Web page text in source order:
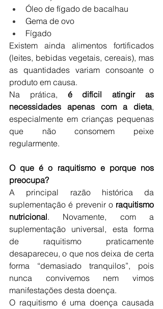
Óleo de fígado de bacalhau
Gema de ovo
Fígado
Existem ainda alimentos fortificados
(leites, bebidas vegetais, cereais), mas
as quantidades variam consoante o
produto em causa.
Na prática, é difícil atingir as
necessidades apenas com a dieta,
especialmente em crianças pequenas
que não consomem peixe
regularmente.
O que é o raquitismo e porque nos
preocupa?
A principal razão histórica da
suplementação é prevenir o raquitismo
nutricional. Novamente, com a
suplementação universal, esta forma
de raquitismo praticamente
desapareceu, o que nos deixa de certa
forma “demasiado tranquilos”, pois
nunca convivemos nem vimos
manifestações desta doença.
O raquitismo é uma doença causada